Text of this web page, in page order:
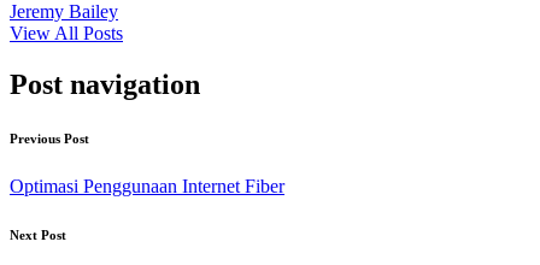
Jeremy Bailey
View All Posts
Post navigation
Previous Post
Optimasi Penggunaan Internet Fiber
Next Post